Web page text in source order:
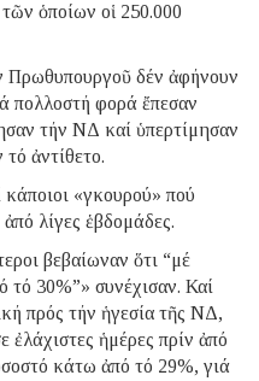
ὁποίων οἱ 250.000
Πρωθυπουργοῦ δέν ἀφήνουν
πολλοστή φορά ἔπεσαν
τήν ΝΔ καί ὑπερτίμησαν
ἀντίθετο.
«γκουρού» πού
λίγες ἑβδομάδες.
βεβαίωναν ὅτι “μέ
30%”» συνέχισαν. Καί
πρός τήν ἡγεσία τῆς ΝΔ,
ἐλάχιστες ἡμέρες πρίν ἀπό
κάτω ἀπό τό 29%, γιά